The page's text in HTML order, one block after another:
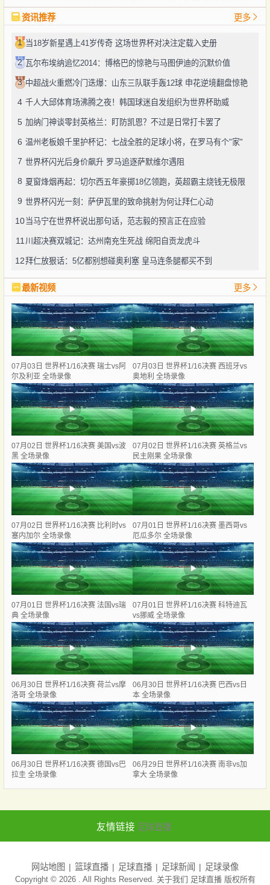
资讯推荐 更多
1 当18岁新星遇上41岁传奇 这场世界杯对决注定载入史册
2 瓦尔布埃纳追忆2014：博格巴的惊艳与马图伊迪的沉默价值
3 中超战火重燃冷门迭爆：山东三队联手轰12球 申花逆境翻盘惊艳
4 千人大邱体育场沸腾之夜！韩国球迷自发组织为世界杯助威
5 加纳门神谈零封英格兰：盯防凯恩？不过是日常打卡罢了
6 温州老板娘千里护杯记：七战全胜的足球小将，在罗马有个"家"
7 世界杯闪光后身价飙升 罗马追逐萨默维尔遇阻
8 夏窗烽烟再起：切尔西五年豪掷18亿领跑，英超霸主烧钱无极限
9 世界杯闪光一刻：萨伊瓦里的致命挑射为何让拜仁心动
10当马宁在世界杯说出那句话，范志毅的预言正在应验
11 川超决赛双城记：达州南充生死战 绵阳自贡龙虎斗
12拜仁放狠话：5亿都别想碰奥利塞 皇马连条腿都买不到
最新视频 更多
07月03日 世界杯1/16决赛 瑞士vs阿
尔及利亚 全场录像
07月03日 世界杯1/16决赛 西班牙vs
奥地利 全场录像
07月02日 世界杯1/16决赛 美国vs波
黑 全场录像
07月02日 世界杯1/16决赛 英格兰vs
民主刚果 全场录像
07月02日 世界杯1/16决赛 比利时vs
塞内加尔 全场录像
07月01日 世界杯1/16决赛 墨西哥vs
厄瓜多尔 全场录像
07月01日 世界杯1/16决赛 法国vs瑞
典 全场录像
07月01日 世界杯1/16决赛 科特迪瓦
vs挪威 全场录像
06月30日 世界杯1/16决赛 荷兰vs摩
洛哥 全场录像
06月30日 世界杯1/16决赛 巴西vs日
本 全场录像
06月30日 世界杯1/16决赛 德国vs巴
拉圭 全场录像
06月29日 世界杯1/16决赛 南非vs加
拿大 全场录像
友情链接 足球直播
网站地图 篮球直播 足球直播 足球新闻 足球录像
Copyright © 2026 . All Rights Reserved. 关于我们 足球直播版权所有